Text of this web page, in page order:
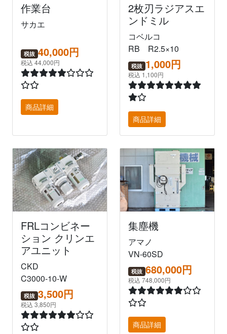
作業台
サカエ
税抜 40,000円
税込 44,000円
商品詳細
2枚刃ラジアスエ
ンドミル
コベルコ
RB R2.5×10
税抜 1,000円
税込 1,100円
商品詳細
FRLコンビネー
ション クリンエ
アユニット
CKD
C3000-10-W
税抜 3,500円
税込 3,850円
集塵機
アマノ
VN-60SD
税抜 680,000円
税込 748,000円
商品詳細